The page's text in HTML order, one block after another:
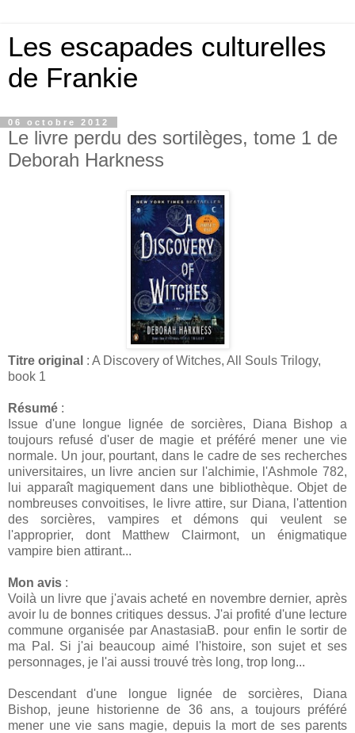
Les escapades culturelles
de Frankie
06 octobre 2012
Le livre perdu des sortilèges, tome 1 de
Deborah Harkness
Titre original : A Discovery of Witches, All Souls Trilogy,
book 1
Résumé :
Issue d'une longue lignée de sorcières, Diana Bishop a
toujours refusé d'user de magie et préféré mener une vie
normale. Un jour, pourtant, dans le cadre de ses recherches
universitaires, un livre ancien sur l'alchimie, l'Ashmole 782,
lui apparaît magiquement dans une bibliothèque. Objet de
nombreuses convoitises, le livre attire, sur Diana, l'attention
des sorcières, vampires et démons qui veulent se
l'approprier, dont Matthew Clairmont, un énigmatique
vampire bien attirant...
Mon avis :
Voilà un livre que j'avais acheté en novembre dernier, après
avoir lu de bonnes critiques dessus. J'ai profité d'une lecture
commune organisée par AnastasiaB. pour enfin le sortir de
ma Pal. Si j'ai beaucoup aimé l'histoire, son sujet et ses
personnages, je l'ai aussi trouvé très long, trop long...
Descendant d'une longue lignée de sorcières, Diana
Bishop, jeune historienne de 36 ans, a toujours préféré
mener une vie sans magie, depuis la mort de ses parents